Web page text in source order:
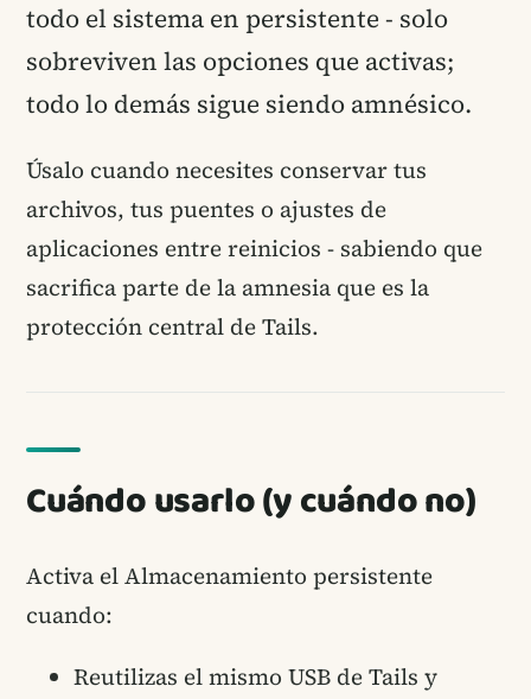
todo el sistema en persistente - solo
sobreviven las opciones que activas;
todo lo demás sigue siendo amnésico.
Úsalo cuando necesites conservar tus
archivos, tus puentes o ajustes de
aplicaciones entre reinicios - sabiendo que
sacrifica parte de la amnesia que es la
protección central de Tails.
Cuándo usarlo (y cuándo no)
Activa el Almacenamiento persistente
cuando:
Reutilizas el mismo USB de Tails y